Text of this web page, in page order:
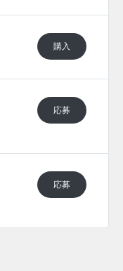
購入
応募
応募